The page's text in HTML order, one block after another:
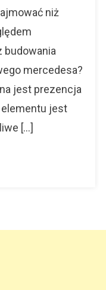
niż
budowania
mercedesa?
jest prezencja
jest
[…]